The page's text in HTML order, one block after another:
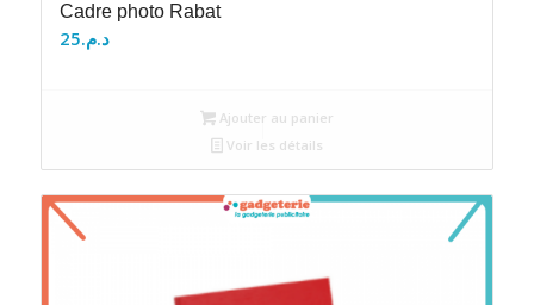
Cadre photo Rabat
د.م.25
Ajouter au panier
Voir les détails